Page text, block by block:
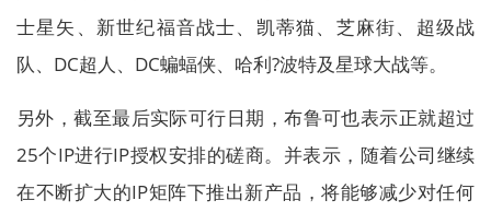
士星矢、新世纪福音战士、凯蒂猫、芝麻街、超级战
队、DC超人、DC蝙蝠侠、哈利?波特及星球大战等。
另外，截至最后实际可行日期，布鲁可也表示正就超过
25个IP进行IP授权安排的磋商。并表示，随着公司继续
在不断扩大的IP矩阵下推出新产品，将能够减少对任何